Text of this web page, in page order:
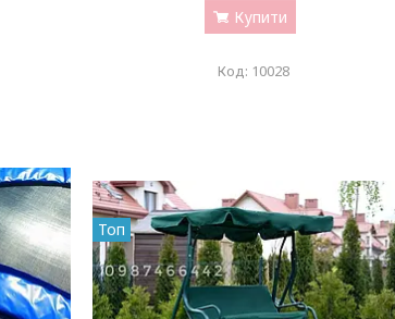
Купити
10028
Топ